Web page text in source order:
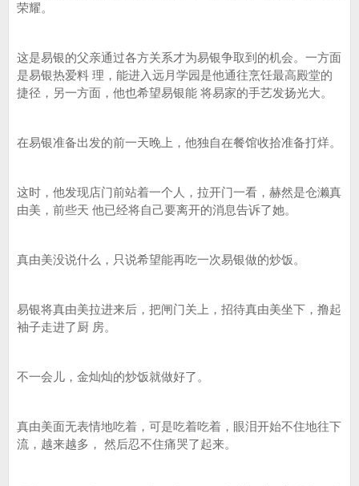
荣耀。
这是易银的父亲通过各方关系才为易银争取到的机会。一方面
是易银热爱料 理，能进入远月学园是他通往烹饪最高殿堂的
捷径，另一方面，他也希望易银能 将易家的手艺发扬光大。
在易银准备出发的前一天晚上，他独自在餐馆收拾准备打烊。
这时，他发现店门前站着一个人，拉开门一看，赫然是仓濑真
由美，前些天 他已经将自己要离开的消息告诉了她。
真由美没说什么，只说希望能再吃一次易银做的炒饭。
易银将真由美拉进来后，把闸门关上，招待真由美坐下，撸起
袖子走进了厨 房。
不一会儿，金灿灿的炒饭就做好了。
真由美面无表情地吃着，可是吃着吃着，眼泪开始不住地往下
流，越来越多， 然后忍不住痛哭了起来。